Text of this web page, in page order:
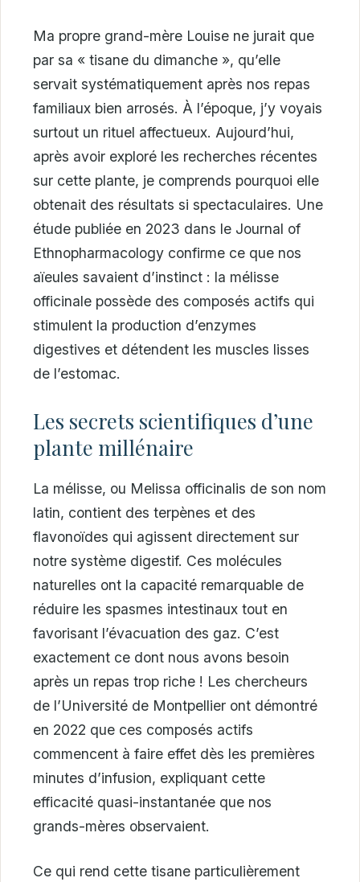
Ma propre grand-mère Louise ne jurait que
par sa « tisane du dimanche », qu’elle
servait systématiquement après nos repas
familiaux bien arrosés. À l’époque, j’y voyais
surtout un rituel affectueux. Aujourd’hui,
après avoir exploré les recherches récentes
sur cette plante, je comprends pourquoi elle
obtenait des résultats si spectaculaires. Une
étude publiée en 2023 dans le Journal of
Ethnopharmacology confirme ce que nos
aïeules savaient d’instinct : la mélisse
officinale possède des composés actifs qui
stimulent la production d’enzymes
digestives et détendent les muscles lisses
de l’estomac.
Les secrets scientifiques d’une
plante millénaire
La mélisse, ou Melissa officinalis de son nom
latin, contient des terpènes et des
flavonoïdes qui agissent directement sur
notre système digestif. Ces molécules
naturelles ont la capacité remarquable de
réduire les spasmes intestinaux tout en
favorisant l’évacuation des gaz. C’est
exactement ce dont nous avons besoin
après un repas trop riche ! Les chercheurs
de l’Université de Montpellier ont démontré
en 2022 que ces composés actifs
commencent à faire effet dès les premières
minutes d’infusion, expliquant cette
efficacité quasi-instantanée que nos
grands-mères observaient.
Ce qui rend cette tisane particulièrement